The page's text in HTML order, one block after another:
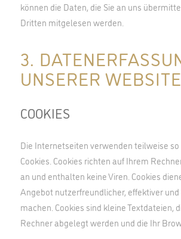
können die Daten, die Sie an uns
Dritten mitgelesen werden.
3.
UNSERER WEBSITE
COOKIES
Die Internetseiten verwenden teilweise
Cookies. Cookies richten auf Ihrem
an und enthalten keine Viren. Cookies
Angebot nutzerfreundlicher, effektiver und
machen. Cookies sind kleine Textdateien,
Rechner abgelegt werden und die Ihr